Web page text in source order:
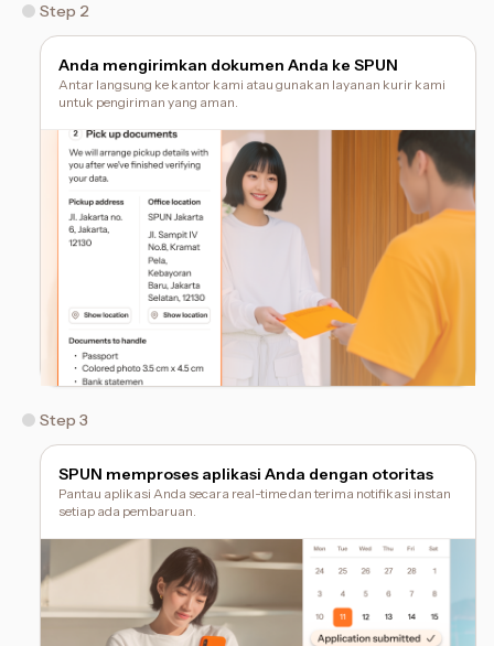
Step 2
Anda mengirimkan dokumen Anda ke SPUN
Antar langsung ke kantor kami atau gunakan layanan kurir kami
untuk pengiriman yang aman.
Step 3
SPUN memproses aplikasi Anda dengan otoritas
Pantau aplikasi Anda secara real-time dan terima notifikasi instan
setiap ada pembaruan.